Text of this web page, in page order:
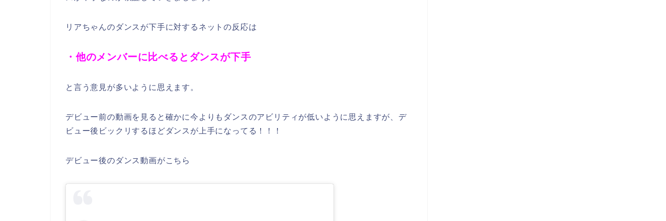
リアちゃんのダンスが下手に対するネットの反応は
・他のメンバーに比べるとダンスが下手
と言う意見が多いように思えます。
デビュー前の動画を見ると確かに今よりもダンスのアビリティが低いように思えますが、デ
ビュー後ビックリするほどダンスが上手になってる！！！
デビュー後のダンス動画がこちら